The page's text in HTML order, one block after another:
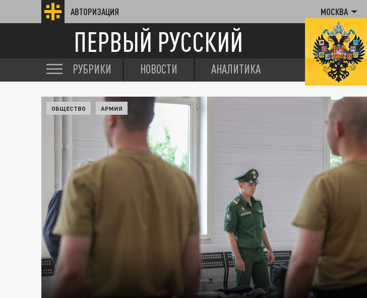
АВТОРИЗАЦИЯ МОСКВА
ПЕРВЫЙ РУССКИЙ
РУБРИКИ НОВОСТИ АНАЛИТИКА
ОБЩЕСТВО АРМИЯ